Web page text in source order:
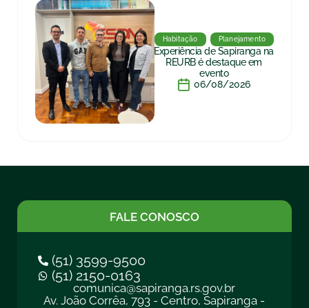
Habitação Planejamento
Experiência de Sapiranga na
REURB é destaque em
evento
06/08/2026
FALE CONOSCO
(51) 3599-9500
(51) 2150-0163
comunica@sapiranga.rs.gov.br
Av. João Corrêa, 793 - Centro, Sapiranga -